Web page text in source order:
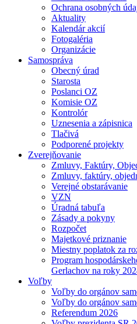
Ochrana osobných
Aktuality
Kalendár akcií
Fotogaléria
Organizácie
Samospráva
Obecný úrad
Starosta
Poslanci OZ
Komisie OZ
Kontrolór
Uznesenia a zápisnica
Tlačivá
Podporené projekty
Zverejňovanie
Zmluvy, Faktúry,
Zmluvy, faktúry,
Verejné obstarávanie
VZN
Úradná tabuľa
Zásady a pokyny
Rozpočet
Majetkové priznanie
Miestny poplatok za
Program
Gerlachov na roky
Voľby
Voľby do orgánov
Voľby do orgánov
Referendum 2026